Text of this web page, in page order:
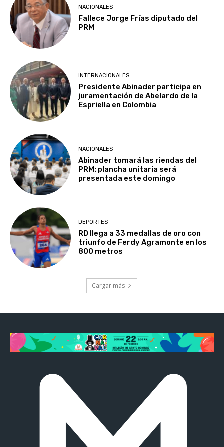
NACIONALES
Fallece Jorge Frías diputado del
PRM
INTERNACIONALES
Presidente Abinader participa en
juramentación de Abelardo de la
Espriella en Colombia
NACIONALES
Abinader tomará las riendas del
PRM: plancha unitaria será
presentada este domingo
DEPORTES
RD llega a 33 medallas de oro con
triunfo de Ferdy Agramonte en los
800 metros
Cargar más